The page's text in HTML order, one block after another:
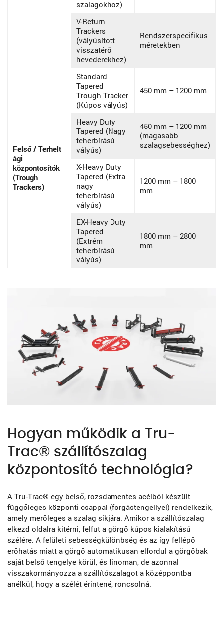
szalagokhoz)
V-Return
Trackers
(vályúsított
visszatérő
hevederekhez)
Rendszerspecifikus
méretekben
Felső / Terhelt
ági
központosítók
(Trough
Trackers)
Standard
Tapered
Trough Tracker
(Kúpos vályús)
450 mm – 1200 mm
Heavy Duty
Tapered (Nagy
teherbírású
vályús)
450 mm – 1200 mm
(magasabb
szalagsebességhez)
X-Heavy Duty
Tapered (Extra
nagy
teherbírású
vályús)
1200 mm – 1800
mm
EX-Heavy Duty
Tapered
(Extrém
teherbírású
vályús)
1800 mm – 2800
mm
Hogyan működik a Tru-
Trac® szállítószalag
központosító technológia?
A Tru-Trac® egy belső, rozsdamentes acélból készült
függőleges központi csappal (forgástengellyel) rendelkezik,
amely merőleges a szalag síkjára. Amikor a szállítószalag
elkezd oldalra kitérni, felfut a görgő kúpos kialakítású
szélére. A felületi sebességkülönbség és az így fellépő
erőhatás miatt a görgő automatikusan elfordul a görgőbak
saját belső tengelye körül, és finoman, de azonnal
visszakormányozza a szállítószalagot a középpontba
anélkül, hogy a szélét érintené, roncsolná.